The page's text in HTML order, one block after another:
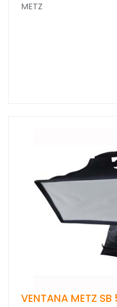
METZ
VENTANA METZ